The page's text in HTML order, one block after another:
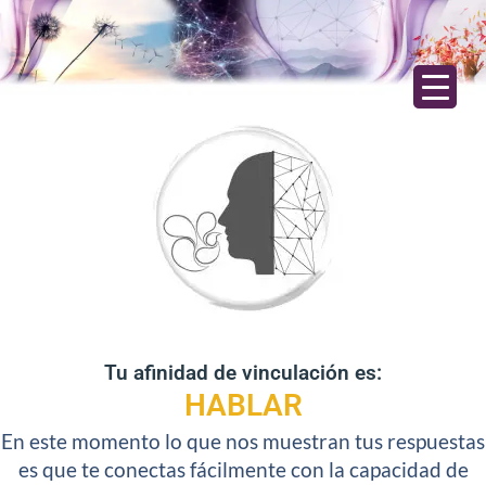
Tu afinidad de vinculación es:
HABLAR
En este momento lo que nos muestran tus respuestas
es que te conectas fácilmente con la capacidad de